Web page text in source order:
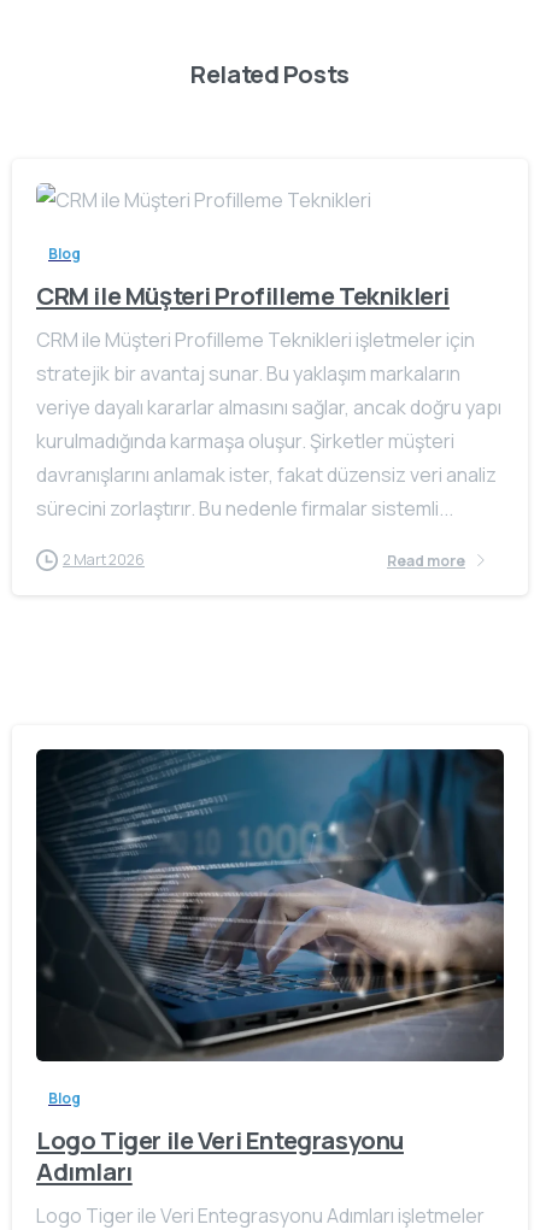
Related Posts
Blog
CRM ile Müşteri Profilleme Teknikleri
CRM ile Müşteri Profilleme Teknikleri işletmeler için
stratejik bir avantaj sunar. Bu yaklaşım markaların
veriye dayalı kararlar almasını sağlar, ancak doğru yapı
kurulmadığında karmaşa oluşur. Şirketler müşteri
davranışlarını anlamak ister, fakat düzensiz veri analiz
sürecini zorlaştırır. Bu nedenle firmalar sistemli...
2 Mart 2026 Read more
Blog
Logo Tiger ile Veri Entegrasyonu
Adımları
Logo Tiger ile Veri Entegrasyonu Adımları işletmeler